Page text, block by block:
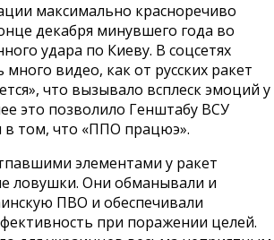
максимально красноречиво
декабря минувшего года во
удара по Киеву. В соцсетях
много видео, как от русских ракет
что вызывало всплеск эмоций у
это позволило Генштабу ВСУ
в том, что «ППО працюэ».
элементами у ракет
ловушки. Они обманывали и
ПВО и обеспечивали
при поражении целей.